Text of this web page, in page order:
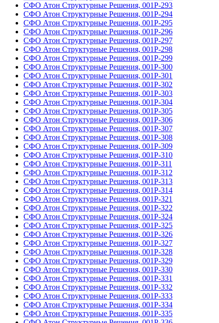
СФО Атон Структурные Решения, 001Р-293
СФО Атон Структурные Решения, 001Р-294
СФО Атон Структурные Решения, 001Р-295
СФО Атон Структурные Решения, 001Р-296
СФО Атон Структурные Решения, 001Р-297
СФО Атон Структурные Решения, 001Р-298
СФО Атон Структурные Решения, 001Р-299
СФО Атон Структурные Решения, 001Р-300
СФО Атон Структурные Решения, 001Р-301
СФО Атон Структурные Решения, 001Р-302
СФО Атон Структурные Решения, 001Р-303
СФО Атон Структурные Решения, 001Р-304
СФО Атон Структурные Решения, 001Р-305
СФО Атон Структурные Решения, 001Р-306
СФО Атон Структурные Решения, 001Р-307
СФО Атон Структурные Решения, 001Р-308
СФО Атон Структурные Решения, 001Р-309
СФО Атон Структурные Решения, 001Р-310
СФО Атон Структурные Решения, 001Р-311
СФО Атон Структурные Решения, 001Р-312
СФО Атон Структурные Решения, 001Р-313
СФО Атон Структурные Решения, 001Р-314
СФО Атон Структурные Решения, 001Р-321
СФО Атон Структурные Решения, 001Р-322
СФО Атон Структурные Решения, 001Р-324
СФО Атон Структурные Решения, 001Р-325
СФО Атон Структурные Решения, 001Р-326
СФО Атон Структурные Решения, 001Р-327
СФО Атон Структурные Решения, 001Р-328
СФО Атон Структурные Решения, 001Р-329
СФО Атон Структурные Решения, 001Р-330
СФО Атон Структурные Решения, 001Р-331
СФО Атон Структурные Решения, 001Р-332
СФО Атон Структурные Решения, 001Р-333
СФО Атон Структурные Решения, 001Р-334
СФО Атон Структурные Решения, 001Р-335